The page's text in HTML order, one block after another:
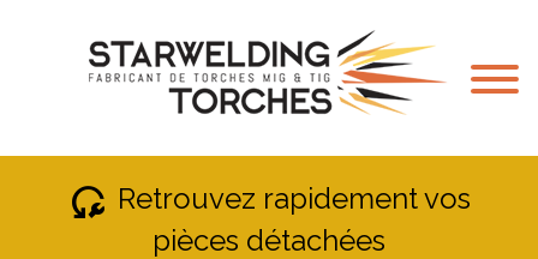
reset_wrench Retrouvez rapidement vos
pièces détachées